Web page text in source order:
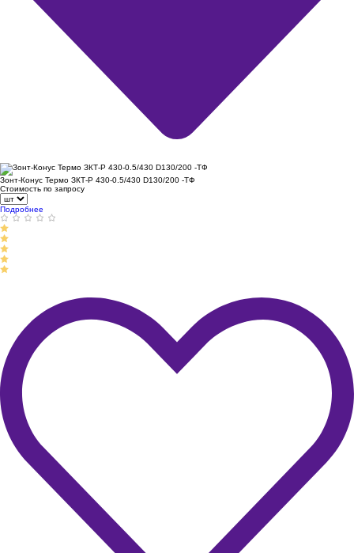
Зонт-Конус Термо ЗКТ-Р 430-0.5/430 D130/200 -ТФ
Стоимость по запросу
Подробнее